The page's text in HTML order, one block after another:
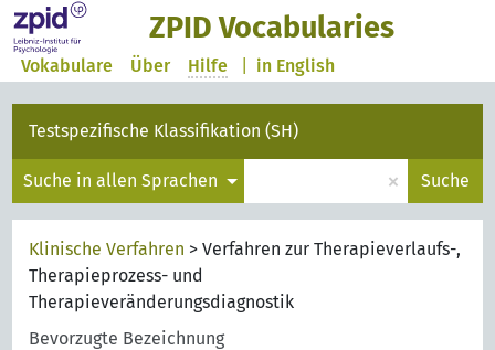
ZPID Vocabularies
in English
Vokabulare Über Hilfe
Testspezifische Klassifikation (SH)
Suche in allen Sprachen × Suche
Klinische Verfahren >Verfahren zur Therapieverlaufs-,
Therapieprozess- und
Therapieveränderungsdiagnostik
Bevorzugte Bezeichnung